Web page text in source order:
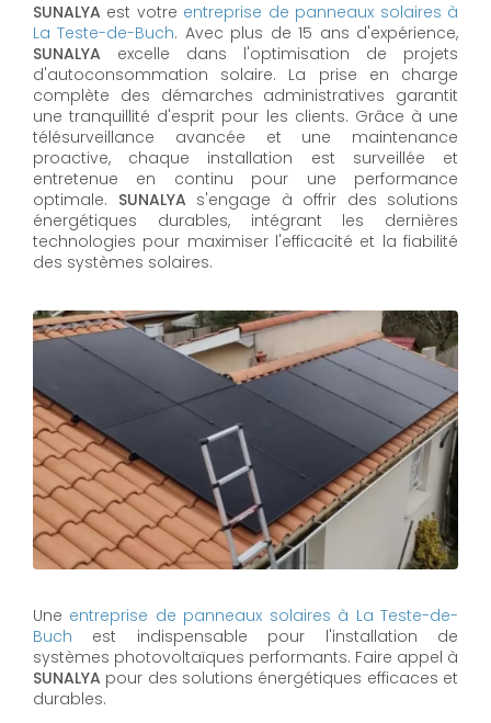
SUNALYA est votre entreprise de panneaux solaires à
La Teste-de-Buch. Avec plus de 15 ans d'expérience,
SUNALYA excelle dans l'optimisation de projets
d'autoconsommation solaire. La prise en charge
complète des démarches administratives garantit
une tranquillité d'esprit pour les clients. Grâce à une
télésurveillance avancée et une maintenance
proactive, chaque installation est surveillée et
entretenue en continu pour une performance
optimale. SUNALYA s'engage à offrir des solutions
énergétiques durables, intégrant les dernières
technologies pour maximiser l'efficacité et la fiabilité
des systèmes solaires.
Une entreprise de panneaux solaires à La Teste-de-
Buch est indispensable pour l'installation de
systèmes photovoltaïques performants. Faire appel à
SUNALYA pour des solutions énergétiques efficaces et
durables.